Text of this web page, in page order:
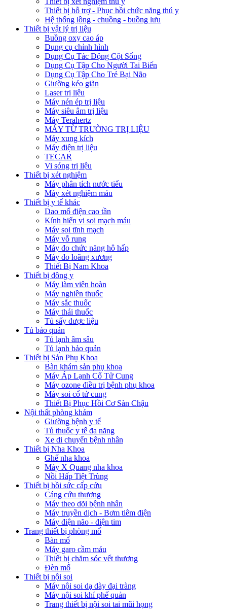
Thiết bị hỗ trợ - Phục hồi chức năng thú y
Hệ thống lồng - chuồng - buồng lưu
Thiết bị vật lý trị liệu
Buồng oxy cao áp
Dụng cụ chỉnh hình
Dụng Cụ Tác Động Cột Sống
Dụng Cụ Tập Cho Người Tai Biến
Dụng Cụ Tập Cho Trẻ Bại Não
Giường kéo giãn
Laser trị liệu
Máy nén ép trị liệu
Máy siêu âm trị liệu
Máy Terahertz
MÁY TỪ TRƯỜNG TRỊ LIỆU
Máy xung kích
Máy điện trị liệu
TECAR
Vi sóng trị liệu
Thiết bị xét nghiệm
Máy phân tích nước tiểu
Máy xét nghiệm máu
Thiết bị y tế khác
Dao mổ điện cao tần
Kính hiển vi soi mạch máu
Máy soi tĩnh mạch
Máy vỗ rung
Máy đo chức năng hô hấp
Máy đo loãng xương
Thiết Bị Nam Khoa
Thiết bị đông y
Máy làm viên hoàn
Máy nghiền thuốc
Máy sắc thuốc
Máy thái thuốc
Tủ sấy dược liệu
Tủ bảo quản
Tủ lạnh âm sâu
Tủ lạnh bảo quản
Thiết bị Sản Phụ Khoa
Bàn khám sản phụ khoa
Máy Áp Lạnh Cổ Tử Cung
Máy ozone điều trị bệnh phụ khoa
Máy soi cổ tử cung
Thiết Bị Phục Hồi Cơ Sàn Chậu
Nội thất phòng khám
Giường bệnh y tế
Tủ thuốc y tế đa năng
Xe di chuyển bệnh nhân
Thiết bị Nha Khoa
Ghế nha khoa
Máy X Quang nha khoa
Nồi Hấp Tiệt Trùng
Thiết bị hồi sức cấp cứu
Cáng cứu thương
Máy theo dõi bệnh nhân
Máy truyền dịch - Bơm tiêm điện
Máy điện não - điện tim
Trang thiết bị phòng mổ
Bàn mổ
Máy garo cầm máu
Thiết bị chăm sóc vết thương
Đèn mổ
Thiết bị nội soi
Máy nội soi dạ dày đại tràng
Máy nội soi khí phế quản
Trang thiết bị nội soi tai mũi họng